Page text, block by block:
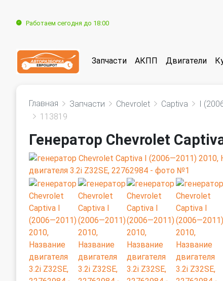
Работаем сегодня до 18:00
Запчасти АКПП Двигатели
Главная Запчасти Chevrolet Captiva I
113819
Генератор Chevrolet